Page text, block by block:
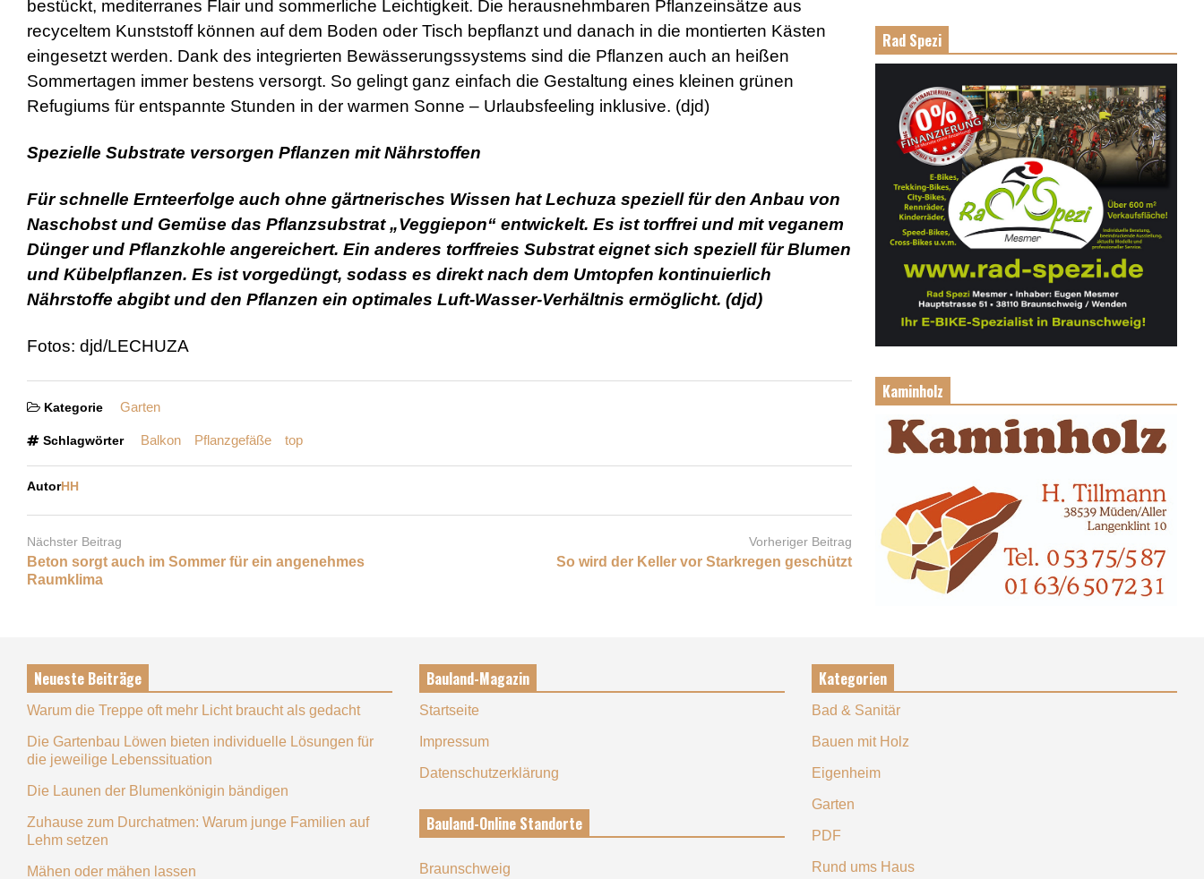
bestückt, mediterranes Flair und sommerliche Leichtigkeit. Die herausnehmbaren Pflanzeinsätze aus
recyceltem Kunststoff können auf dem Boden oder Tisch bepflanzt und danach in die montierten Kästen
eingesetzt werden. Dank des integrierten Bewässerungssystems sind die Pflanzen auch an heißen
Sommertagen immer bestens versorgt. So gelingt ganz einfach die Gestaltung eines kleinen grünen
Refugiums für entspannte Stunden in der warmen Sonne – Urlaubsfeeling inklusive. (djd)
Spezielle Substrate versorgen Pflanzen mit Nährstoffen
Für schnelle Ernteerfolge auch ohne gärtnerisches Wissen hat Lechuza speziell für den Anbau von
Naschobst und Gemüse das Pflanzsubstrat „Veggiepon“ entwickelt. Es ist torffrei und mit veganem
Dünger und Pflanzkohle angereichert. Ein anderes torffreies Substrat eignet sich speziell für Blumen
und Kübelpflanzen. Es ist vorgedüngt, sodass es direkt nach dem Umtopfen kontinuierlich
Nährstoffe abgibt und den Pflanzen ein optimales Luft-Wasser-Verhältnis ermöglicht. (djd)
Fotos: djd/LECHUZA
Kategorie Garten
Schlagwörter Balkon Pflanzgefäße top
AutorHH
Nächster Beitrag
Beton sorgt auch im Sommer für ein angenehmes
Raumklima
Vorheriger Beitrag
So wird der Keller vor Starkregen geschützt
Rad Spezi
Kaminholz
Neueste Beiträge
Warum die Treppe oft mehr Licht braucht als gedacht
Die Gartenbau Löwen bieten individuelle Lösungen für
die jeweilige Lebenssituation
Die Launen der Blumenkönigin bändigen
Zuhause zum Durchatmen: Warum junge Familien auf
Lehm setzen
Mähen oder mähen lassen
Bauland-Magazin
Startseite
Impressum
Datenschutzerklärung
Bauland-Online Standorte
Braunschweig
Kategorien
Bad & Sanitär
Bauen mit Holz
Eigenheim
Garten
PDF
Rund ums Haus